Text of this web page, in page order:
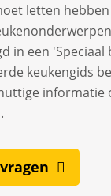
letten hebben
in een 'Speciaal
keukengids
informatie